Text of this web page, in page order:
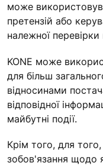
може
претензій або
належної
KONE може
для більш
відносинами
відповідної
майбутні події.
Крім того, для
зобов'язання щодо